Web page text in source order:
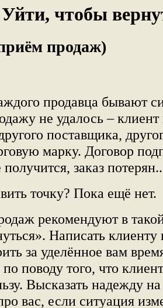
чтобы
продаж)
продавца бывают
не удалось –
поставщика,
марку. Договор
заказ
точку? Пока ещё нет.
рекомендуют в
Написать клиенту
за уделённое вам
поводу того, что
Высказать надежду
вас, если ситуация